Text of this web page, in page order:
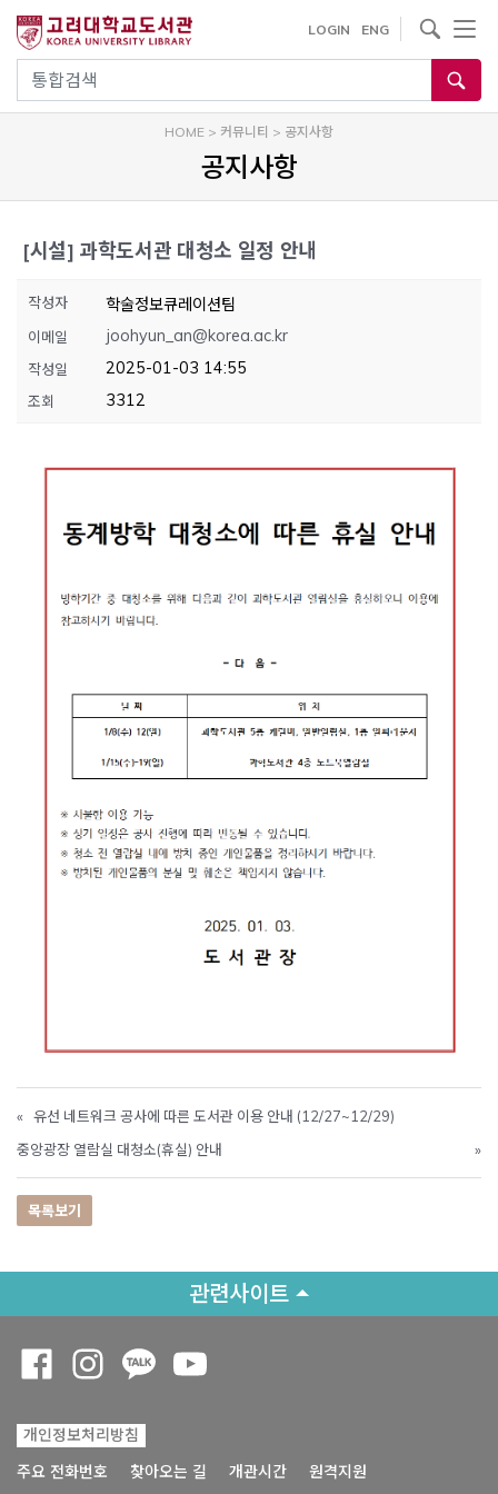
건
기
통합검색
LOGIN ENG
사이트내 검색
HOME > 커뮤니티 > 공지사항
공지사항
[시설] 과학도서관 대청소 일정 안내
작성자 학술정보큐레이션팀
이메일 joohyun_an@korea.ac.kr
작성일 2025-01-03 14:55
조회 3312
« 유선 네트워크 공사에 따른 도서관 이용 안내 (12/27~12/29)
중앙광장 열람실 대청소(휴실) 안내
»
목록보기
관련사이트
개인정보처리방침
주요 전화번호
찾아오는 길 개관시간 원격지원
Opens a new window
Opens a new window
Opens a new window